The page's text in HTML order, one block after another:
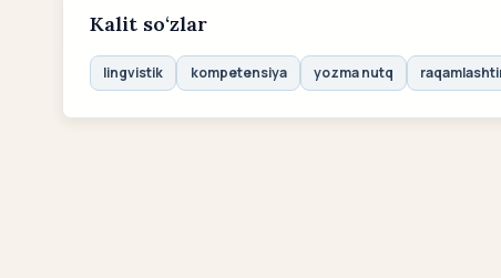
Kalit so‘zlar
lingvistik kompetensiya yozma nutq